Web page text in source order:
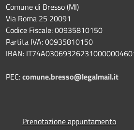
Comune di Bresso (MI)
Via Roma 25 20091
Codice Fiscale: 00935810150
Partita IVA: 00935810150
IBAN:
PEC:comune.bresso@legalmail.it
Prenotazione appuntamento